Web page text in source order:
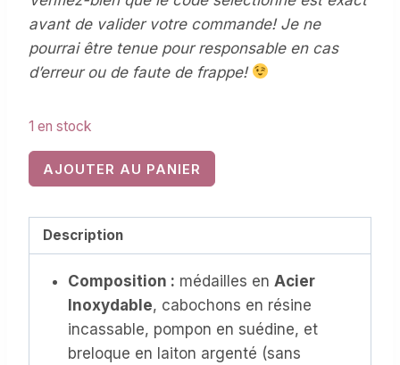
avant de valider votre commande! Je ne
pourrai être tenue pour responsable en cas
d’erreur ou de faute de frappe!
1 en stock
quantité
de
clés
Acier
Inoxydable,
personnalisable
AJOUTER AU PANIER
Description
Composition : médailles en Acier
Inoxydable, cabochons en résine
incassable, pompon en suédine, et
breloque en laiton argenté (sans